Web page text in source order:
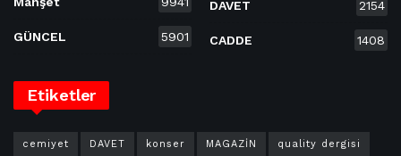
GÜNCEL 5901
DAVET 2154
CADDE 1408
Etiketler
cemiyet DAVET konser MAGAZİN quality dergisi